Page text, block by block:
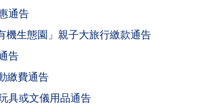
通告
機生態園」親子大旅行繳款通告
告
繳費通告
具或文儀用品通告